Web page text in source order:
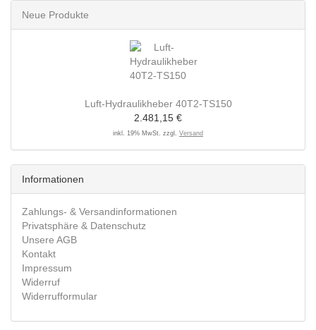
Neue Produkte
Luft-Hydraulikheber 40T2-TS150
2.481,15 €
inkl. 19% MwSt. zzgl. Versand
Informationen
Zahlungs- & Versandinformationen
Privatsphäre & Datenschutz
Unsere AGB
Kontakt
Impressum
Widerruf
Widerrufformular